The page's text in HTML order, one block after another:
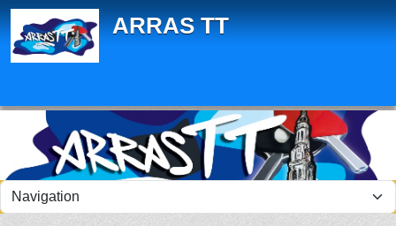
ARRAS TT
Panneau de gestion des cookies